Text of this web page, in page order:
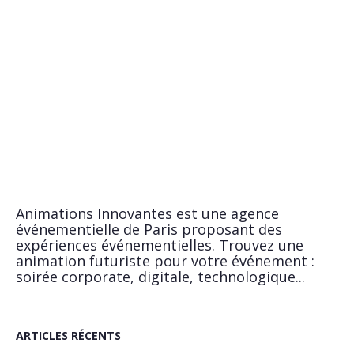
Animations Innovantes est une agence
événementielle de Paris proposant des
expériences événementielles. Trouvez une
animation futuriste pour votre événement :
soirée corporate, digitale, technologique...
ARTICLES RÉCENTS